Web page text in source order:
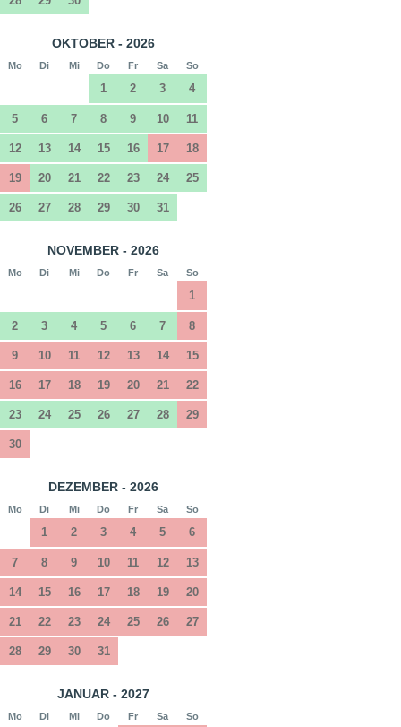
OKTOBER - 2026
Mo Di Mi Do Fr Sa So
1 2 3 4
5 6 7 8 9 10 11
12 13 14 15 16 17 18
19 20 21 22 23 24 25
26 27 28 29 30 31
NOVEMBER - 2026
Mo Di Mi Do Fr Sa So
1
2 3 4 5 6 7 8
9 10 11 12 13 14 15
16 17 18 19 20 21 22
23 24 25 26 27 28 29
30
DEZEMBER - 2026
Mo Di Mi Do Fr Sa So
1 2 3 4 5 6
7 8 9 10 11 12 13
14 15 16 17 18 19 20
21 22 23 24 25 26 27
28 29 30 31
JANUAR - 2027
Mo Di Mi Do Fr Sa So